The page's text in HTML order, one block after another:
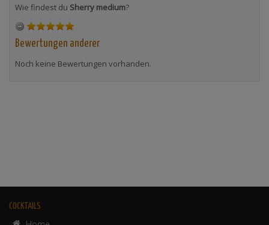
Wie findest du Sherry medium?
Bewertungen anderer
Noch keine Bewertungen vorhanden.
COCKTAILS